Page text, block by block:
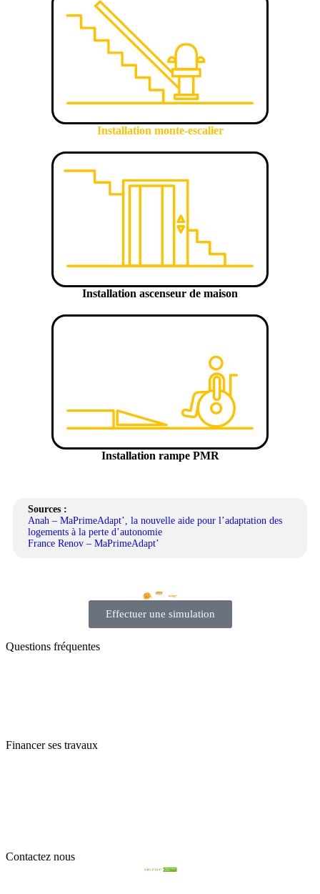
Installation monte-escalier
Installation ascenseur de maison
Installation rampe PMR
Sources :
Anah – MaPrimeAdapt’, la nouvelle aide pour l’adaptation des
logements à la perte d’autonomie
France Renov – MaPrimeAdapt’
Effectuer une simulation
Questions fréquentes
Financer ses travaux
Contactez nous